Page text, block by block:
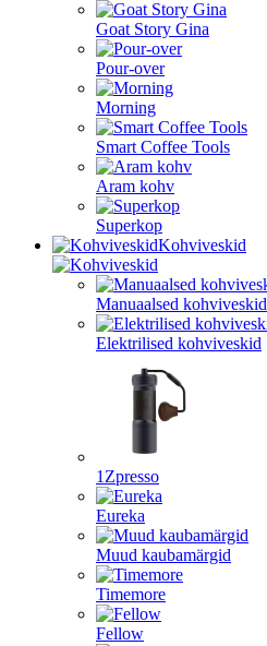
Goat Story Gina
Pour-over
Morning
Smart Coffee Tools
Aram kohv
Superkop
Kohviveskid
Manuaalsed kohviveskid
Elektrilised kohviveskid
1Zpresso
Eureka
Muud kaubamärgid
Timemore
Fellow